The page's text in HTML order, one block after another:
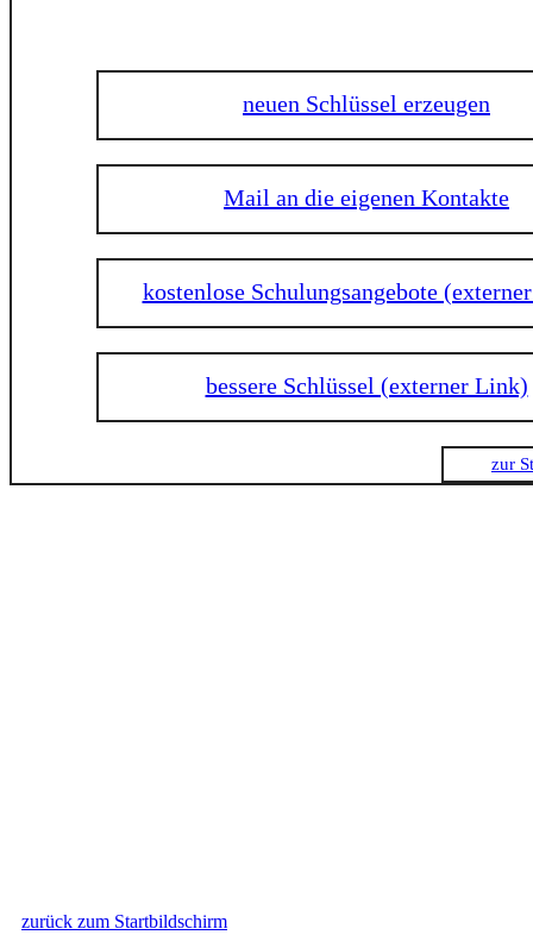
neuen Schlüssel erzeugen
Mail an die eigenen Kontakte
kostenlose Schulungsangebote
bessere Schlüssel (externer Link)
zur
zurück zum Startbildschirm